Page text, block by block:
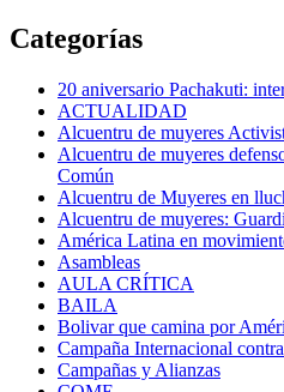
Categorías
20 aniversario Pachakuti:
ACTUALIDAD
Alcuentru de muyeres
Alcuentru de muyeres
Común
Alcuentru de Muyeres en
Alcuentru de muyeres:
América Latina en
Asambleas
AULA CRÍTICA
BAILA
Bolivar que camina por
Campaña Internacional
Campañas y Alianzas